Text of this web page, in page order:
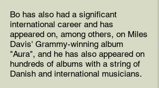
Bo has also had a significant
international career and has
appeared on, among others, on Miles
Davis' Grammy-winning album
"Aura", and he has also appeared on
hundreds of albums with a string of
Danish and international musicians.